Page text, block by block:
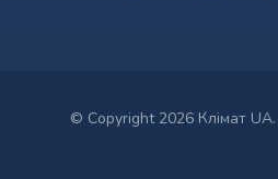
© Copyright 2026 Клімат